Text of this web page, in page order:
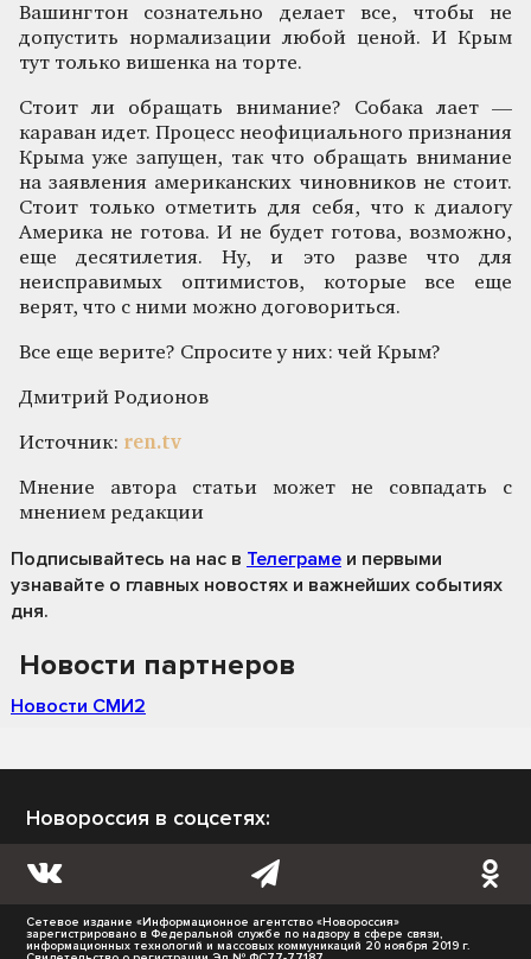
Вашингтон сознательно делает все, чтобы не
допустить нормализации любой ценой. И Крым
тут только вишенка на торте.
Стоит ли обращать внимание? Собака лает —
караван идет. Процесс неофициального признания
Крыма уже запущен, так что обращать внимание
на заявления американских чиновников не стоит.
Стоит только отметить для себя, что к диалогу
Америка не готова. И не будет готова, возможно,
еще десятилетия. Ну, и это разве что для
неисправимых оптимистов, которые все еще
верят, что с ними можно договориться.
Все еще верите? Спросите у них: чей Крым?
Дмитрий Родионов
Источник: ren.tv
Мнение автора статьи может не совпадать с
мнением редакции
Подписывайтесь на нас в Телеграме и первыми
узнавайте о главных новостях и важнейших событиях
дня.
Новости партнеров
Новости СМИ2
Новороссия в соцсетях:
Сетевое издание «Информационное агентство «Новороссия»
зарегистрировано в Федеральной службе по надзору в сфере связи,
информационных технологий и массовых коммуникаций 20 ноября 2019 г.